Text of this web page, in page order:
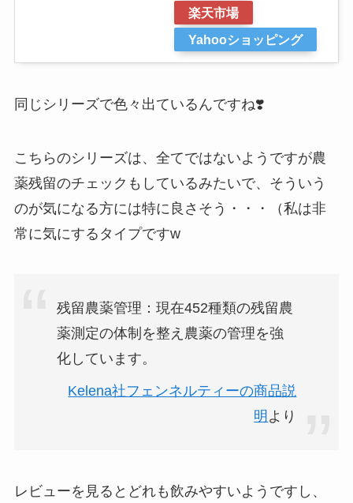
楽天市場
Yahooショッピング
同じシリーズで色々出ているんですね❣️
こちらのシリーズは、全てではないようですが農
薬残留のチェックもしているみたいで、そういう
のが気になる方には特に良さそう・・・（私は非
常に気にするタイプですw
残留農薬管理：現在452種類の残留農
薬測定の体制を整え農薬の管理を強
化しています。
Kelena社フェンネルティーの商品説
明 より
レビューを見るとどれも飲みやすいようですし、